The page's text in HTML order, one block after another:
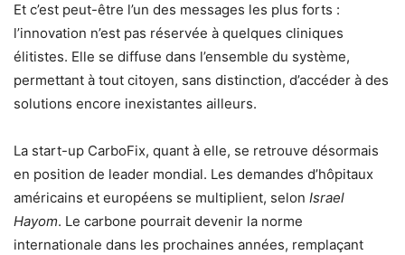
Et c’est peut-être l’un des messages les plus forts :
l’innovation n’est pas réservée à quelques cliniques
élitistes. Elle se diffuse dans l’ensemble du système,
permettant à tout citoyen, sans distinction, d’accéder à des
solutions encore inexistantes ailleurs.
La start-up CarboFix, quant à elle, se retrouve désormais
en position de leader mondial. Les demandes d’hôpitaux
américains et européens se multiplient, selon Israel
Hayom. Le carbone pourrait devenir la norme
internationale dans les prochaines années, remplaçant